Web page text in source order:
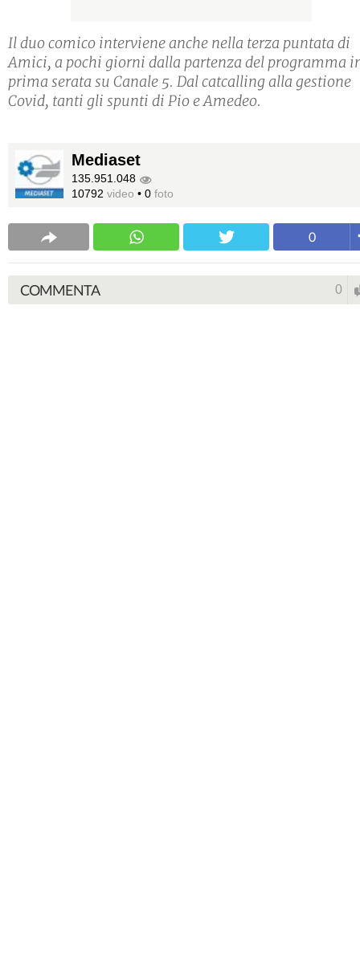
Il duo comico interviene anche nella terza puntata di
Amici, a pochi giorni dalla partenza del programma
prima serata su Canale 5. Dal catcalling alla gestione
Covid, tanti gli spunti di Pio e Amedeo.
Mediaset
135.951.048
10792 video • 0 foto
0
COMMENTA 0